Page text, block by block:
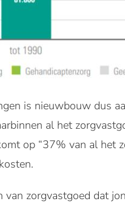
is nieuwbouw dus
al het
op “37% van al het
zorgvastgoed dat